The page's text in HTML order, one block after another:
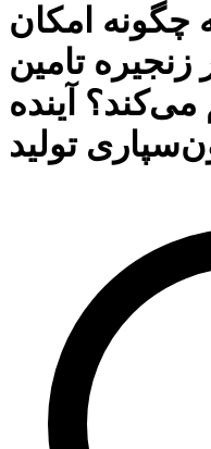
چگونه امکان
زنجیره تامین
می‌کند؟ آینده
تولید